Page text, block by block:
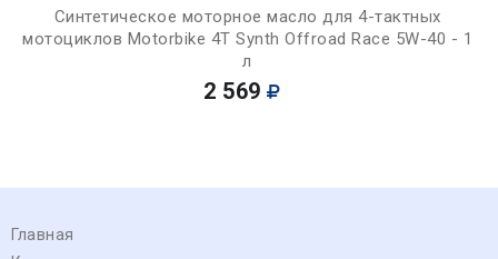
Синтетическое моторное масло для 4-тактных
мотоциклов Motorbike 4T Synth Offroad Race 5W-40 - 1
л
2 569
Главная